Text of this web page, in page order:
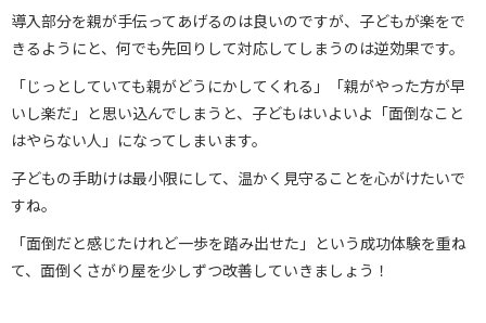
導入部分を親が手伝ってあげるのは良いのですが、子どもが楽をで
きるようにと、何でも先回りして対応してしまうのは逆効果です。
「じっとしていても親がどうにかしてくれる」「親がやった方が早
いし楽だ」と思い込んでしまうと、子どもはいよいよ「面倒なこと
はやらない人」になってしまいます。
子どもの手助けは最小限にして、温かく見守ることを心がけたいで
すね。
「面倒だと感じたけれど一歩を踏み出せた」という成功体験を重ね
て、面倒くさがり屋を少しずつ改善していきましょう！